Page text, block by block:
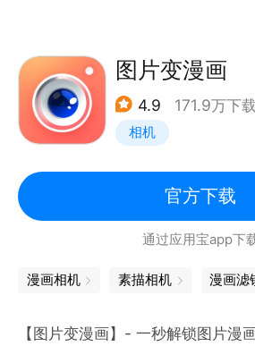
图片变漫画
4.9 171.9万下载
相机
官方下载
通过应用宝app下
漫画相机 素描相机 漫画滤
【图片变漫画】- 一秒解锁图片漫